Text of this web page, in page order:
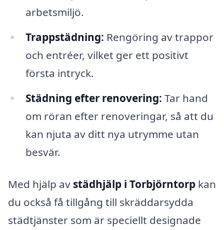
arbetsmiljö.
Trappstädning: Rengöring av trappor
och entréer, vilket ger ett positivt
första intryck.
Städning efter renovering: Tar hand
om röran efter renoveringar, så att du
kan njuta av ditt nya utrymme utan
besvär.
Med hjälp av städhjälp i Torbjörntorp kan
du också få tillgång till skräddarsydda
städtjänster som är speciellt designade